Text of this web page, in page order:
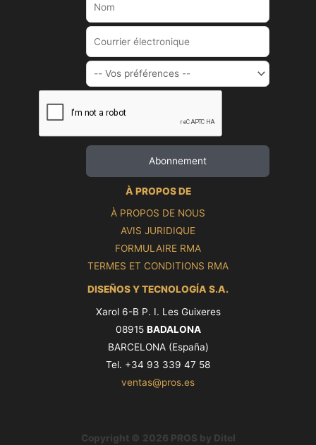
À PROPOS DE
À PROPOS DE NOUS
AVIS JURIDIQUE
FORMULAIRE RMA
TERMES ET CONDITIONS RMA
DISEÑOS Y TECNOLOGÍA S.A.
Xarol 6-B P. I. Les Guixeres
08915 BADALONA
BARCELONA (España)
Tel. +34 93 339 47 58
ventas@pros.es
Copyright © 2026 PROS by Ditel